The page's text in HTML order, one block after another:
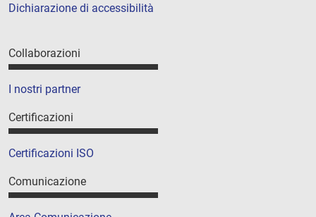
Dichiarazione di accessibilità
Collaborazioni
I nostri partner
Certificazioni
Certificazioni ISO
Comunicazione